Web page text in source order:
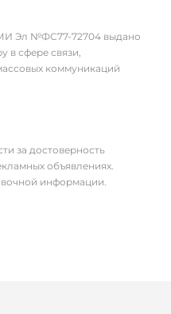
Эл №ФС77-72704 выдано
в сфере связи,
коммуникаций
за достоверность
объявлениях.
информации.